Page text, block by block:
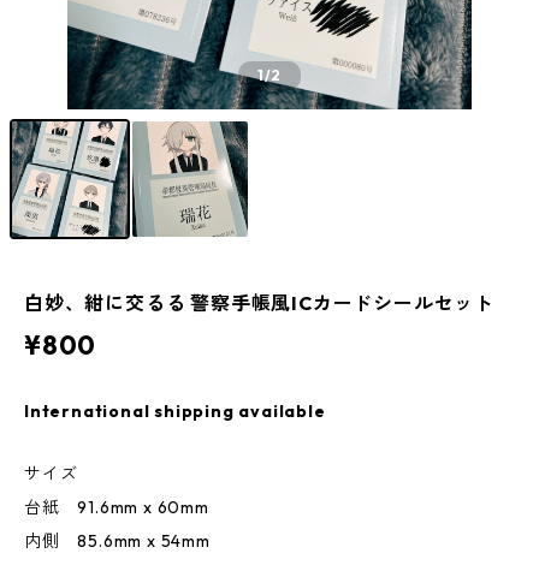
1/2
白妙、紺に交るる 警察手帳風ICカードシールセット
¥800
International shipping available
サイズ
台紙 91.6mm x 60mm
内側 85.6mm x 54mm